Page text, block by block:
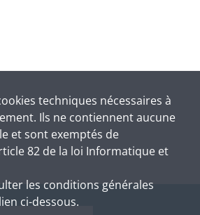
techniques nécessaires à
Ils ne contiennent aucune
et sont exemptés de
82 de la loi Informatique et
les conditions générales
ci-dessous.